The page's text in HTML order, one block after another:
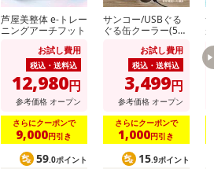
芦屋美整体 e-トレー
ニングアーチフット
お試し費用
税込・送料込
12,980円
参考価格 オープン
さらにクーポンで
9,000円引き
59.0ポイント
サンコー/USBぐる
ぐる缶クーラー(500
お試し費用
税込・送料込
3,499円
参考価格 オープン
さらにクーポンで
1,000円引き
15.9ポイント
2